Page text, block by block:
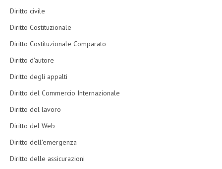
Diritto civile
Diritto Costituzionale
Diritto Costituzionale Comparato
Diritto d'autore
Diritto degli appalti
Diritto del Commercio Internazionale
Diritto del lavoro
Diritto del Web
Diritto dell'emergenza
Diritto delle assicurazioni